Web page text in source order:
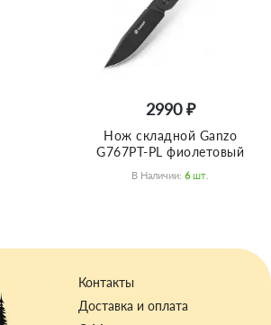
2990 ₽
Нож складной Ganzo
G767PT-PL фиолетовый
В Наличии: 6 Шт.
Контакты
Доставка и оплата